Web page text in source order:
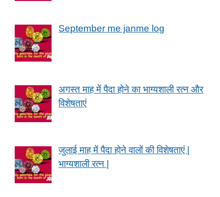
September me janme log
अगस्त माह में पैदा होने का भाग्यशाली रत्न और
विशेषताएं
जुलाई माह में पैदा होने वालों की विशेषताएं |
भाग्यशाली रत्न |